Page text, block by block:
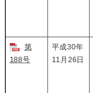
第
188号
平成30年
11月26日